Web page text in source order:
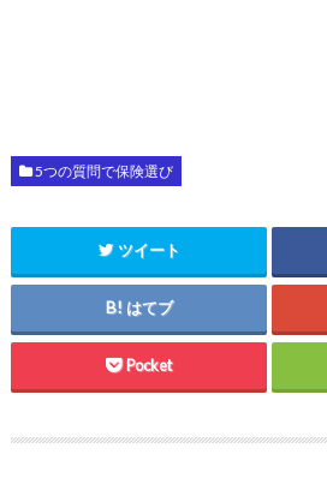
5つの質問で保険選び
ツイート
はてブ
Pocket